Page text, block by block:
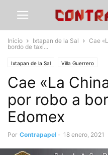
Inicio Ixtapan de la Sal
Cae
bordo de taxi...
Ixtapan de la Sal Villa Guerrero
Cae «La
por robo a
Edomex
Por Contrapapel - 18 enero, 2021